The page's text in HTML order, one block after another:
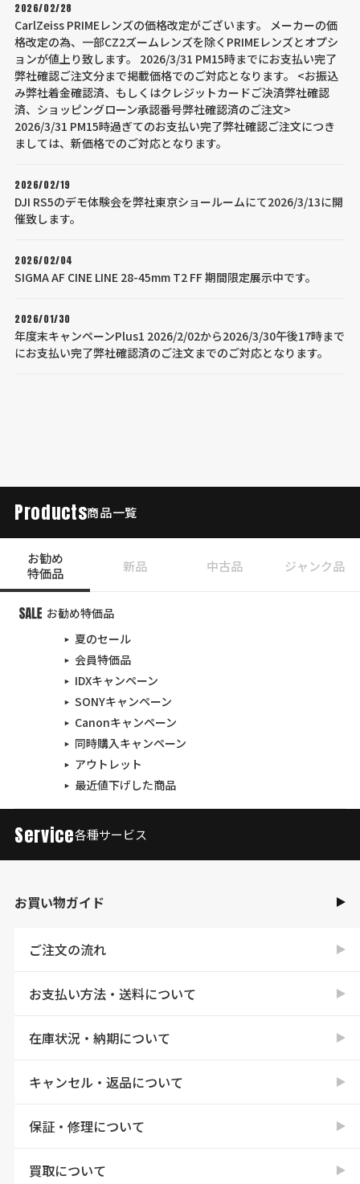
2026/02/28
CarlZeiss PRIMEレンズの価格改定がございます。 メーカーの価
格改定の為、一部CZ2ズームレンズを除くPRIMEレンズとオプシ
ョンが値上り致します。 2026/3/31 PM15時までにお支払い完了
弊社確認ご注文分まで掲載価格でのご対応となります。 <お振込
み弊社着金確認済、もしくはクレジットカードご決済弊社確認
済、ショッピングローン承認番号弊社確認済のご注文>
2026/3/31 PM15時過ぎてのお支払い完了弊社確認ご注文につき
ましては、新価格でのご対応となります。
2026/02/19
DJI RS5のデモ体験会を弊社東京ショールームにて2026/3/13に開
催致します。
2026/02/04
SIGMA AF CINE LINE 28-45mm T2 FF 期間限定展示中です。
2026/01/30
年度末キャンペーンPlus1 2026/2/02から2026/3/30午後17時まで
にお支払い完了弊社確認済のご注文までのご対応となります。
Products商品一覧
お勧め
特価品
新品 中古品 ジャンク品
お勧め特価品
夏のセール
会員特価品
IDXキャンペーン
SONYキャンペーン
Canonキャンペーン
同時購入キャンペーン
アウトレット
最近値下げした商品
Service各種サービス
お買い物ガイド
ご注文の流れ
お支払い方法・送料について
在庫状況・納期について
キャンセル・返品について
保証・修理について
買取について